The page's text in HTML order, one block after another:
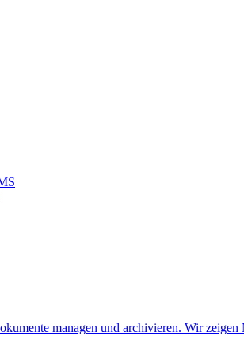
managen und archivieren. Wir